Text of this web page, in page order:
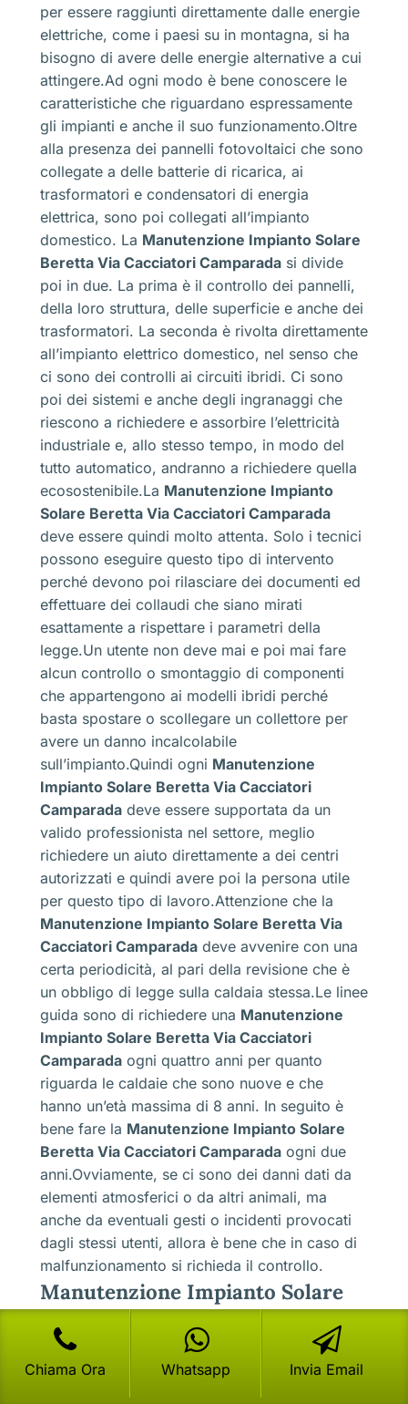
per essere raggiunti direttamente dalle energie
elettriche, come i paesi su in montagna, si ha
bisogno di avere delle energie alternative a cui
attingere.Ad ogni modo è bene conoscere le
caratteristiche che riguardano espressamente
gli impianti e anche il suo funzionamento.Oltre
alla presenza dei pannelli fotovoltaici che sono
collegate a delle batterie di ricarica, ai
trasformatori e condensatori di energia
elettrica, sono poi collegati all’impianto
domestico. La Manutenzione Impianto Solare
Beretta Via Cacciatori Camparada si divide
poi in due. La prima è il controllo dei pannelli,
della loro struttura, delle superficie e anche dei
trasformatori. La seconda è rivolta direttamente
all’impianto elettrico domestico, nel senso che
ci sono dei controlli ai circuiti ibridi. Ci sono
poi dei sistemi e anche degli ingranaggi che
riescono a richiedere e assorbire l’elettricità
industriale e, allo stesso tempo, in modo del
tutto automatico, andranno a richiedere quella
ecosostenibile.La Manutenzione Impianto
Solare Beretta Via Cacciatori Camparada
deve essere quindi molto attenta. Solo i tecnici
possono eseguire questo tipo di intervento
perché devono poi rilasciare dei documenti ed
effettuare dei collaudi che siano mirati
esattamente a rispettare i parametri della
legge.Un utente non deve mai e poi mai fare
alcun controllo o smontaggio di componenti
che appartengono ai modelli ibridi perché
basta spostare o scollegare un collettore per
avere un danno incalcolabile
sull’impianto.Quindi ogni Manutenzione
Impianto Solare Beretta Via Cacciatori
Camparada deve essere supportata da un
valido professionista nel settore, meglio
richiedere un aiuto direttamente a dei centri
autorizzati e quindi avere poi la persona utile
per questo tipo di lavoro.Attenzione che la
Manutenzione Impianto Solare Beretta Via
Cacciatori Camparada deve avvenire con una
certa periodicità, al pari della revisione che è
un obbligo di legge sulla caldaia stessa.Le linee
guida sono di richiedere una Manutenzione
Impianto Solare Beretta Via Cacciatori
Camparada ogni quattro anni per quanto
riguarda le caldaie che sono nuove e che
hanno un’età massima di 8 anni. In seguito è
bene fare la Manutenzione Impianto Solare
Beretta Via Cacciatori Camparada ogni due
anni.Ovviamente, se ci sono dei danni dati da
elementi atmosferici o da altri animali, ma
anche da eventuali gesti o incidenti provocati
dagli stessi utenti, allora è bene che in caso di
malfunzionamento si richieda il controllo.
Manutenzione Impianto Solare
Beretta Via Cacciatori
Camparada
i collettori esterni, le
cause di rotture
Chiama Ora Whatsapp Invia Email